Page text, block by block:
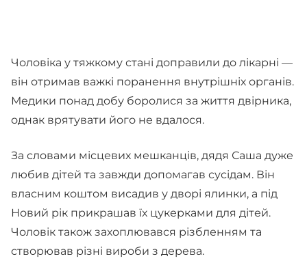
Чоловіка у тяжкому стані доправили до лікарні —
він отримав важкі поранення внутрішніх органів.
Медики понад добу боролися за життя двірника,
однак врятувати його не вдалося.
За словами місцевих мешканців, дядя Саша дуже
любив дітей та завжди допомагав сусідам. Він
власним коштом висадив у дворі ялинки, а під
Новий рік прикрашав їх цукерками для дітей.
Чоловік також захоплювався різбленням та
створював різні вироби з дерева.